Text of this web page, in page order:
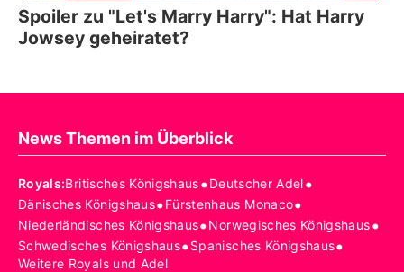
Spoiler zu "Let's Marry Harry": Hat Harry
Jowsey geheiratet?
News Themen im Überblick
Royals:Britisches Königshaus•Deutscher Adel•
Dänisches Königshaus•Fürstenhaus Monaco•
Niederländisches Königshaus•Norwegisches Königshaus•
Schwedisches Königshaus•Spanisches Königshaus•
Weitere Royals und Adel